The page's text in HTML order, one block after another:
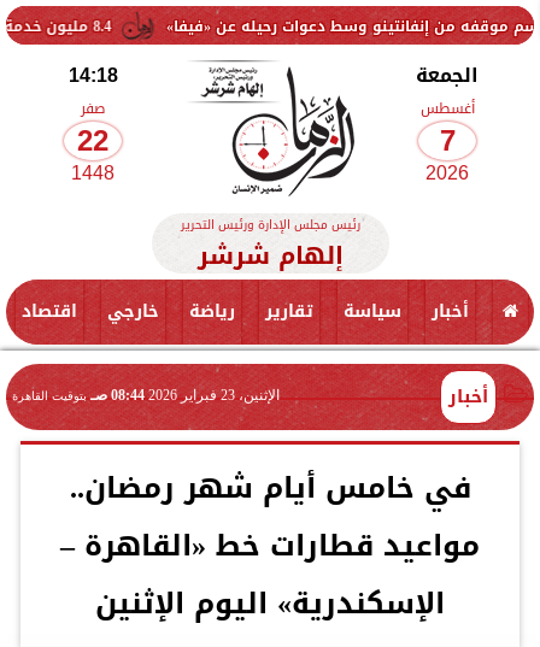
8.4 مليون خدمة طبية مجانية خلال عام.. الصحة تكشف حصاد القوافل العلاجية بالمحافظات وسط دعوات رحيله عن «فيفا»
الجمعة
أغسطس
7
2026
14:18
صفر
22
1448
رئيس مجلس الإدارة ورئيس التحرير
إلهام شرشر
أخبار سياسة تقارير رياضة خارجي اقتصاد
أخبار الإثنين، 23 فبراير 2026 08:44 صـ بتوقيت القاهرة
في خامس أيام شهر رمضان..
مواعيد قطارات خط «القاهرة –
الإسكندرية» اليوم الإثنين